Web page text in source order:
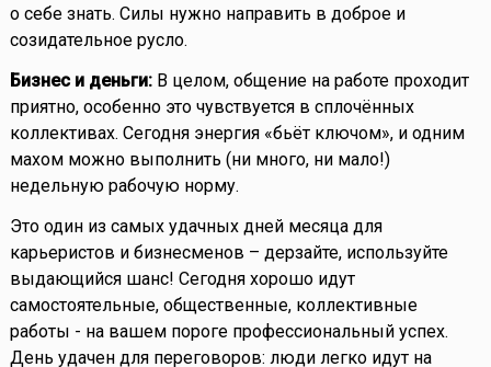
о себе знать. Силы нужно направить в доброе и
созидательное русло.
Бизнес и деньги:В целом, общение на работе проходит
приятно, особенно это чувствуется в сплочённых
коллективах. Сегодня энергия «бьёт ключом», и одним
махом можно выполнить (ни много, ни мало!)
недельную рабочую норму.
Это один из самых удачных дней месяца для
карьеристов и бизнесменов – дерзайте, используйте
выдающийся шанс! Сегодня хорошо идут
самостоятельные, общественные, коллективные
работы - на вашем пороге профессиональный успех.
День удачен для переговоров: люди легко идут на